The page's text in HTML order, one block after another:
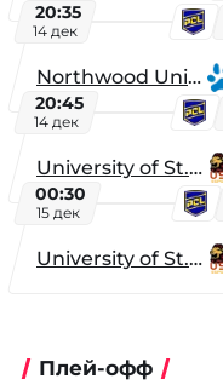
20:35
14 дек
Northwood University
20:45
14 дек
University of St. Thomas
00:30
15 дек
University of St. Thomas
Плей-офф